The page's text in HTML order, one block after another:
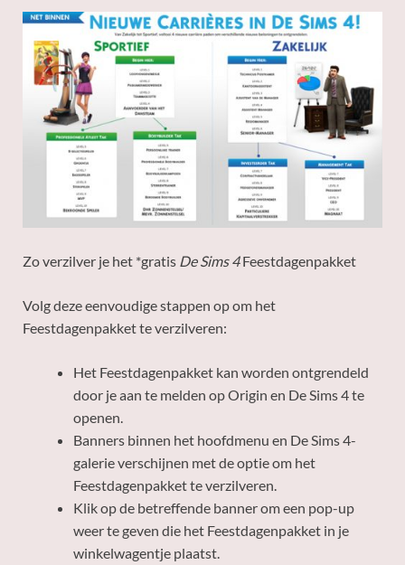
Zo verzilver je het *gratis De Sims 4Feestdagenpakket
Volg deze eenvoudige stappen op om het
Feestdagenpakket te verzilveren:
Het Feestdagenpakket kan worden ontgrendeld
door je aan te melden op Origin en De Sims 4 te
openen.
Banners binnen het hoofdmenu en De Sims 4-
galerie verschijnen met de optie om het
Feestdagenpakket te verzilveren.
Klik op de betreffende banner om een pop-up
weer te geven die het Feestdagenpakket in je
winkelwagentje plaatst.